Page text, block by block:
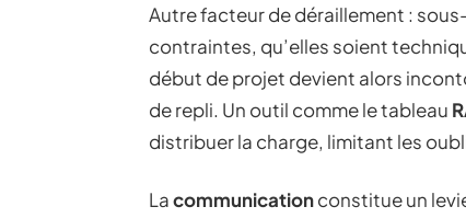
Autre facteur de déraillement :
contraintes, qu’elles soient
début de projet devient alors
de repli. Un outil comme le tableau
distribuer la charge, limitant les
Lacommunicationconstitue un